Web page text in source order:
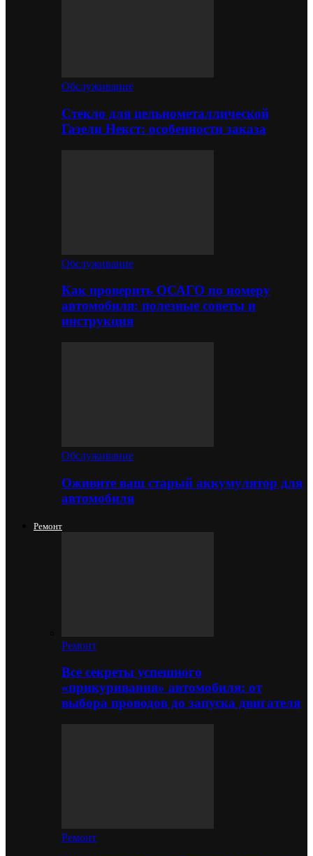
Обслуживание
Стекло для цельнометаллической
Газели Некст: особенности заказа
Обслуживание
Как проверить ОСАГО по номеру
автомобиля: полезные советы и
инструкция
Обслуживание
Оживите ваш старый аккумулятор для
автомобиля
Ремонт
Ремонт
Все секреты успешного
«прикуривания» автомобиля: от
выбора проводов до запуска двигателя
Ремонт